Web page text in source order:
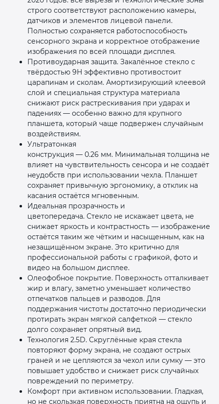
строго соответствуют расположению камеры,
датчиков и элементов лицевой панели.
Полностью сохраняется работоспособность
сенсорного экрана и корректное отображение
изображения по всей площади дисплея.
Противоударная защита. Закалённое стекло с
твёрдостью 9H эффективно противостоит
царапинам и сколам. Амортизирующий клеевой
слой и специальная структура материала
снижают риск растрескивания при ударах и
падениях — особенно важно для крупного
планшета, который чаще подвержен случайным
воздействиям.
Ультратонкая
конструкция — 0.26 мм. Минимальная толщина не
влияет на чувствительность сенсора и не создаёт
неудобств при использовании чехла. Планшет
сохраняет привычную эргономику, а отклик на
касания остаётся мгновенным.
Идеальная прозрачность и
цветопередача. Стекло не искажает цвета, не
снижает яркость и контрастность — изображение
остаётся таким же чётким и насыщенным, как на
незащищённом экране. Это критично для
профессиональной работы с графикой, фото и
видео на большом дисплее.
Олеофобное покрытие. Поверхность отталкивает
жир и влагу, заметно уменьшает количество
отпечатков пальцев и разводов. Для
поддержания чистоты достаточно периодически
протирать экран мягкой салфеткой — стекло
долго сохраняет опрятный вид.
Технология 2.5D. Скруглённые края стекла
повторяют форму экрана, не создают острых
граней и не цепляются за чехол или сумку — это
повышает удобство и снижает риск случайных
повреждений по периметру.
Комфорт при активном использовании. Гладкая,
но не скользкая поверхность приятна на ощупь и